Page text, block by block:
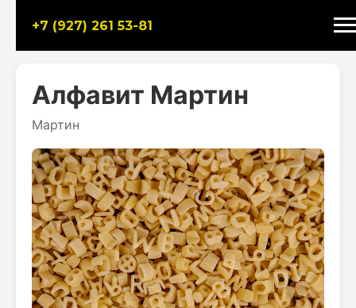
+7 (927) 261 53-81
Алфавит Мартин
Мартин